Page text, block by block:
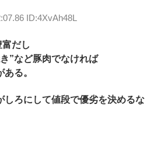
ID:4XvAh48L
だし
”など豚肉でなければ
る。
しろにして値段で優劣を決めるな